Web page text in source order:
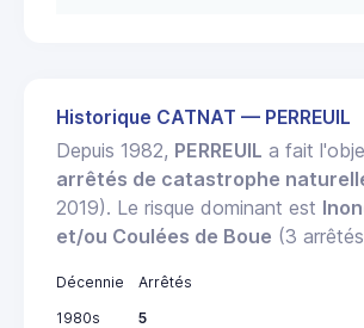
Historique CATNAT — PERREUIL
Depuis 1982, PERREUIL a fait
arrêtés de catastrophe
2019). Le risque dominant est
et/ou Coulées de Boue (3
Décennie
Arrêtés
1980s
5